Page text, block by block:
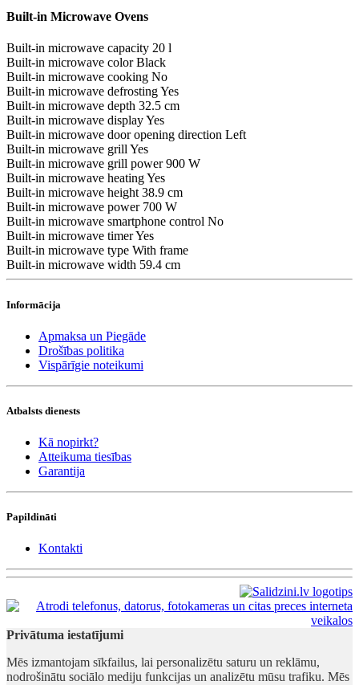
Built-in Microwave Ovens
Built-in microwave capacity 20 l
Built-in microwave color Black
Built-in microwave cooking No
Built-in microwave defrostingYes
Built-in microwave depth 32.5 cm
Built-in microwave displayYes
Built-in microwave door opening direction Left
Built-in microwave grillYes
Built-in microwave grill power 900 W
Built-in microwave heatingYes
Built-in microwave height 38.9 cm
Built-in microwave power 700 W
Built-in microwave smartphone control No
Built-in microwave timerYes
Built-in microwave type With frame
Built-in microwave width 59.4 cm
Informācija
Apmaksa un Piegāde
Drošības politika
Vispārīgie noteikumi
Atbalsts dienests
Kā nopirkt?
Atteikuma tiesības
Garantija
Papildināti
Kontakti
Privātuma iestatījumi
Mēs izmantojam sīkfailus, lai personalizētu saturu un reklāmu,
nodrošinātu sociālo mediju funkcijas un analizētu mūsu trafiku. Mēs